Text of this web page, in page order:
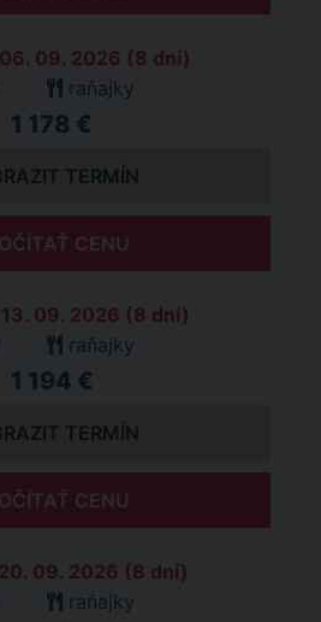
09. 2026 (8 dní)
raňajky
1 178 €
TERMÍN
CENU
09. 2026 (8 dní)
raňajky
1 194 €
TERMÍN
CENU
09. 2026 (8 dní)
raňajky